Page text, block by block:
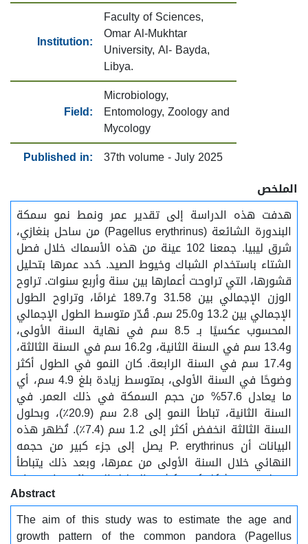
Institution:
Faculty of Sciences,
Omar Al-Mukhtar
University, Al- Bayda,
Libya.
Field:
Microbiology,
Entomology, Zoology and
Mycology
Published in: 37th volume - July 2025
الملخص
هدفت هذه الدراسة إلى تقدير عمر ونمط نمو سمكة
البندورة الشائعة (Pagellus erythrinus) من ساحل بنغازي،
شرق ليبيا. جمعنا 102 عينة من هذه الأسماك خلال فصل
الشتاء باستخدام الشباك وخيوط الصيد. حُدد عمرها بتحليل
قشورها، التي تراوحت أعمارها بين سنة وأربع سنوات. تراوح
الوزن الإجمالي بين 31.58 و189.7 غرامًا، وتراوح الطول
الإجمالي بين 13.2 و25.0 سم. قُدّر متوسط الطول الإجمالي
المحسوب عكسيًا بـ 8.5 سم في نهاية السنة الأولى،
و13.4 سم في السنة الثانية، و16.2 سم في السنة الثالثة،
و17.4 سم في السنة الرابعة. كان النمو في الطول أكثر
وضوحًا في السنة الأولى، بمتوسط زيادة بلغ 4.9 سم، أي
ما يعادل 57.6% من حجم السمكة في ذلك العمر. في
السنة الثانية، تباطأ النمو إلى 2.8 سم (20.9٪)، وبحلول
السنة الثالثة انخفض أكثر إلى 1.2 سم (7.4٪). تُظهر هذه
البيانات أن P. erythrinus يصل إلى جزء كبير من حجمه
النهائي خلال السنة الأولى من عمرها، وبعد ذلك يتباطأ
معدل نموه بشكل كبير. كشف التحليل الإحصائي، باستخدام
تحليل التباين أحادي الاتجاه، عن اختلافات كبيرة في متوسط
الطول الإجمالي بين الفئات العمرية المختلفة (p < 0.001)،
مما يؤكد أن العمر عامل حاسم يؤثر على حجم هذا النوع. تم
Abstract
The aim of this study was to estimate the age and
growth pattern of the common pandora (Pagellus